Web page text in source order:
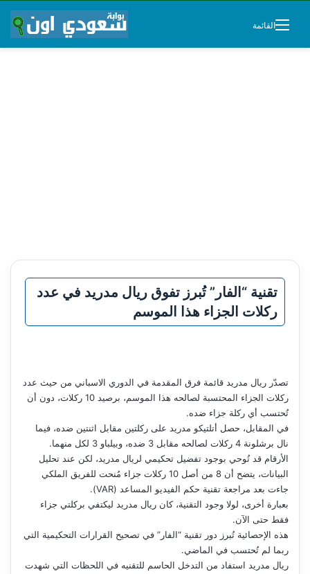
القائمة
تقنية “الفار” تُبرز تفوق ريال مدريد في عدد
ركلات الجزاء هذا الموسم
تصدّر ريال مدريد قائمة فرق المقدمة في الدوري الاسباني من حيث عدد
ركلات الجزاء المحتسبة لصالحه هذا الموسم، برصيد 10 ركلات، دون أن
تُحتسب أي ركلة جزاء ضده.
في المقابل، حصل أتلتيكو مدريد على ركلتين مقابل اثنتين ضده، فيما
نال برشلونة 4 ركلات لصالحه مقابل 3 ضده، وبيلباو 3 لكل منهما.
الأرقام قد تُوحي بوجود تفضيل تحكيمي لريال مدريد، لكن عند تحليل
البيانات، يتضح أن 8 من أصل 10 ركلات جزاء مُنحت للفريق الملكي
جاءت بعد مراجعة تقنية حكم الفيديو المساعد (VAR).
بعبارة أخرى، لولا وجود التقنية، كان ريال مدريد ليكتفي بركلتي جزاء
فقط حتى الآن.
هذه الإحصائية تُبرز دور تقنية “الفار” في تصحيح القرارات التحكيمية التي
ربما لم تُحتسب في الماضي.
ريال مدريد استفاد من التدخل الحاسم للتقنيه في اللحظات التي شهدت